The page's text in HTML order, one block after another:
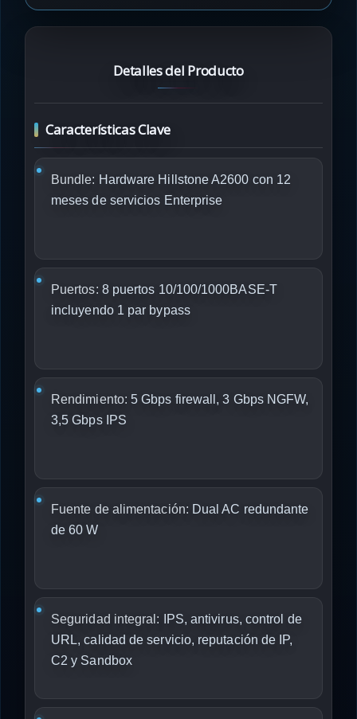
Detalles del Producto
Características Clave
Bundle: Hardware Hillstone A2600 con 12
meses de servicios Enterprise
Puertos: 8 puertos 10/100/1000BASE-T
incluyendo 1 par bypass
Rendimiento: 5 Gbps firewall, 3 Gbps NGFW,
3,5 Gbps IPS
Fuente de alimentación: Dual AC redundante
de 60 W
Seguridad integral: IPS, antivirus, control de
URL, calidad de servicio, reputación de IP,
C2 y Sandbox